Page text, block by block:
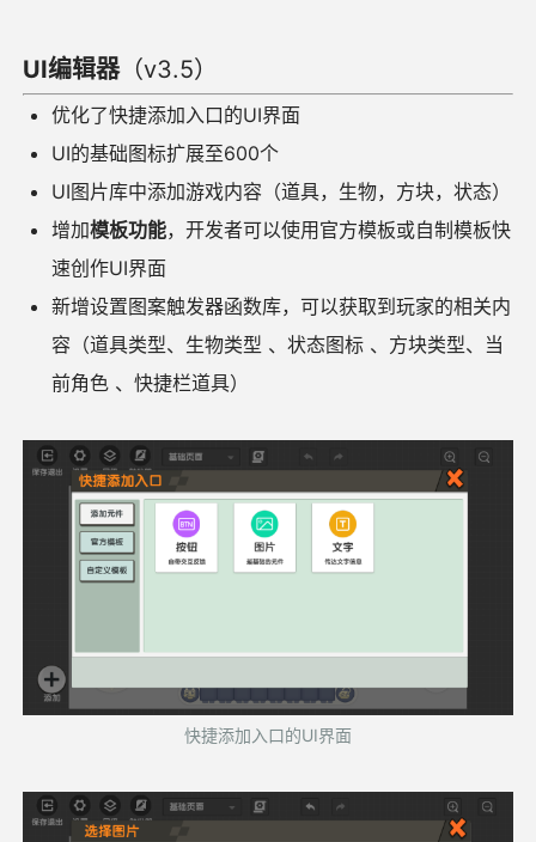
UI编辑器（v3.5）
优化了快捷添加入口的UI界面
UI的基础图标扩展至600个
UI图片库中添加游戏内容（道具，生物，方块，状态）
增加模板功能，开发者可以使用官方模板或自制模板快
速创作UI界面
新增设置图案触发器函数库，可以获取到玩家的相关内
容（道具类型、生物类型 、状态图标 、方块类型、当
前角色 、快捷栏道具）
快捷添加入口的UI界面